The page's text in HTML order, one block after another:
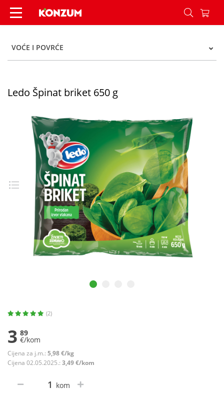
Ledo Špinat briket 650 g - Konzum
VOĆE I POVRĆE
Ledo Špinat briket 650 g
(2)
3 89
€/kom
Cijena za j.m.: 5,98 €/kg
Cijena 02.05.2025.: 3,49 €/kom
kom